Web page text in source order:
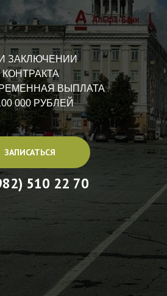
ЗАКЛЮЧЕНИИ
КОНТРАКТА
ВЫПЛАТА
000 РУБЛЕЙ
ЗАПИСАТЬСЯ
510 22 70